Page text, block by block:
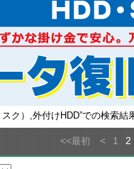
ク）,外付けHDD”での検索結
<<最初 < 1 2